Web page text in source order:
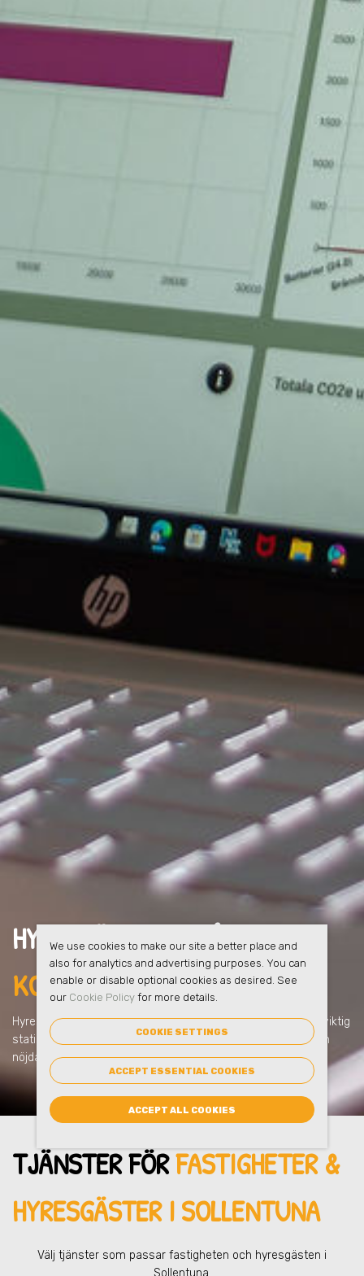
HYRESGÄSTERNA FÅRFULL
KOLL I SOLLENTUNA
Hyresgästerna får kontroll över sin avfallshantering och all viktig
statistik i eSmart = mindre administration = de blir glada och
nöjda!
TJÄNSTER FÖRFASTIGHETER &
HYRESGÄSTER I SOLLENTUNA
Välj tjänster som passar fastigheten och hyresgästen i
Sollentuna
We use cookies to make our site a better place and
also for analytics and advertising purposes. You can
enable or disable optional cookies as desired. See
our Cookie Policyfor more details.
COOKIE SETTINGS
ACCEPT ESSENTIAL COOKIES
ACCEPT ALL COOKIES